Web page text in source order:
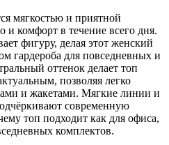
мягкостью и приятной
и комфорт в течение всего дня.
фигуру, делая этот женский
гардероба для повседневных и
оттенок делает топ
позволяя легко
и жакетами. Мягкие линии и
современную
топ подходит как для офиса,
комплектов.